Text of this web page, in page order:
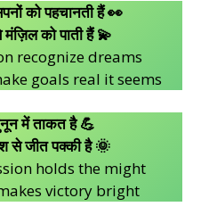
को पहचानती हैं 👀
मंज़िल को पाती हैं 💫
recognize dreams
goals real it seems
में ताकत है 💪
से जीत पक्की है 🌞
holds the might
victory bright